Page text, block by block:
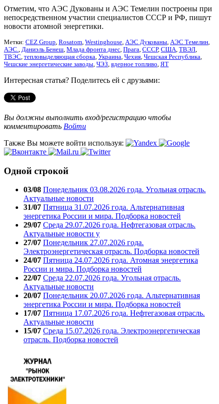
Отметим, что АЭС Дукованы и АЭС Темелин построены при
непосредственном участии специалистов СССР и РФ, пишут
новости атомной энергетики.
Метки: CEZ Group, Rosatom, Westinghouse, АЭС Дукованы, АЭС Темелин,
АЭС., Даниэль Бенеш, Млада фронта днес, Прага, СССР, США, ТВЭЛ,
ТВЭС, тепловыделяющая сборка, Украина, Чехия, Чешская Республика,
Чешские энергетические заводы, ЧЭЗ, ядерное топливо, ЯТ
Интересная статья? Поделитесь ей с друзьями:
Вы должны выполнить вход/регистрацию чтобы
комментировать Войти
Также Вы можете войти используя:
Одной строкой
03/08 Понедельник 03.08.2026 года. Угольная отрасль.
Актуальные новости
31/07 Пятница 31.07.2026 года. Альтернативная
энергетика России и мира. Подборка новостей
29/07 Среда 29.07.2026 года. Нефтегазовая отрасль.
Актуальные новости у
27/07 Понедельник 27.07.2026 года.
Электроэнергетическая отрасль. Подборка новостей
24/07 Пятница 24.07.2026 года. Атомная энергетика
России и мира. Подборка новостей
22/07 Среда 22.07.2026 года. Угольная отрасль.
Актуальные новости
20/07 Понедельник 20.07.2026 года. Альтернативная
энергетика России и мира. Подборка новостей
17/07 Пятница 17.07.2026 года. Нефтегазовая отрасль.
Актуальные новости
15/07 Среда 15.07.2026 года. Электроэнергетическая
отрасль. Подборка новостей